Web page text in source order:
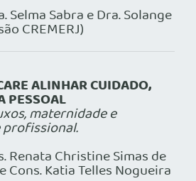
Selma Sabra e Dra. Solange
CREMERJ)
ALINHAR CUIDADO,
PESSOAL
maternidade e
Renata Christine Simas de
Cons. Katia Telles Nogueira